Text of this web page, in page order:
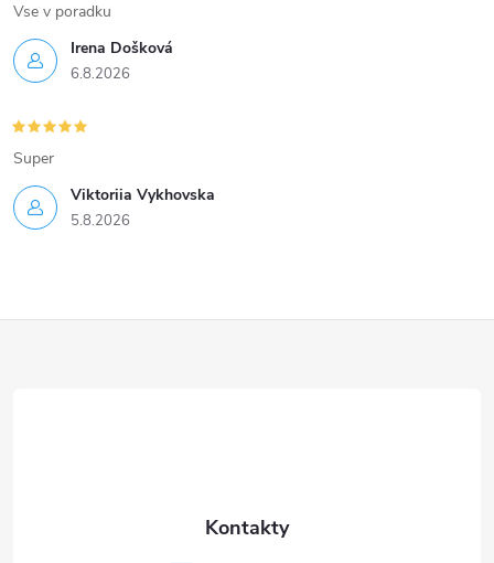
Irena Došková
6.8.2026
Vse v poradku
Viktoriia Vykhovska
5.8.2026
Super